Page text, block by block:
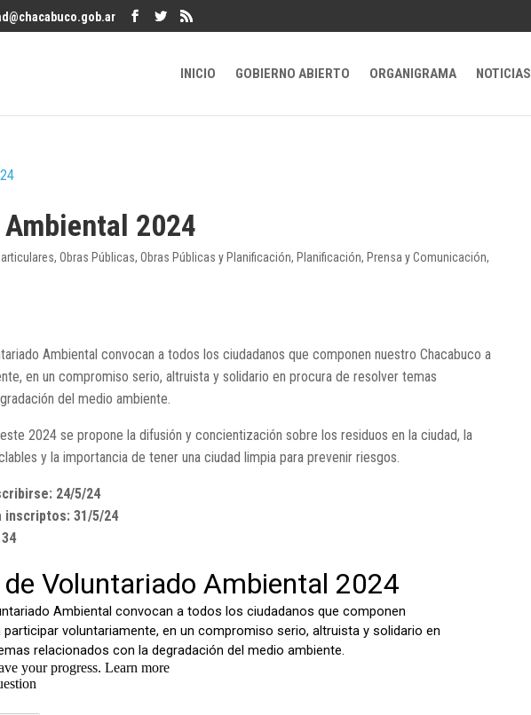
INICIO GOBIERNO ABIERTO ORGANIGRAMA NOTICIAS
2024
, Obras Públicas, Obras Públicas y Planificación, Planificación, Prensa y Comunicación,
Ambiental convocan a todos los ciudadanos que componen nuestro Chacabuco a
en un compromiso serio, altruista y solidario en procura de resolver temas
del medio ambiente.
2024 se propone la difusión y concientización sobre los residuos en la ciudad, la
y la importancia de tener una ciudad limpia para prevenir riesgos.
24/5/24
inscriptos: 31/5/24